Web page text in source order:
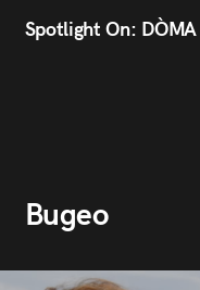
Spotlight On: DÒMA
Видео